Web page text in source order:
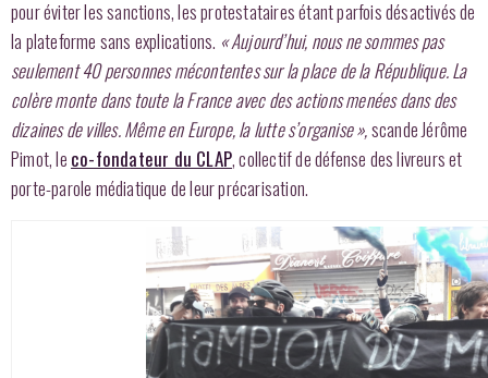
pour éviter les sanctions, les protestataires étant parfois désactivés de
la plateforme sans explications. « Aujourd’hui, nous ne sommes pas
seulement 40 personnes mécontentes sur la place de la République. La
colère monte dans toute la France avec des actions menées dans des
dizaines de villes. Même en Europe, la lutte s’organise »,scande Jérôme
Pimot, le co-fondateur du CLAP, collectif de défense des livreurs et
porte-parole médiatique de leur précarisation.